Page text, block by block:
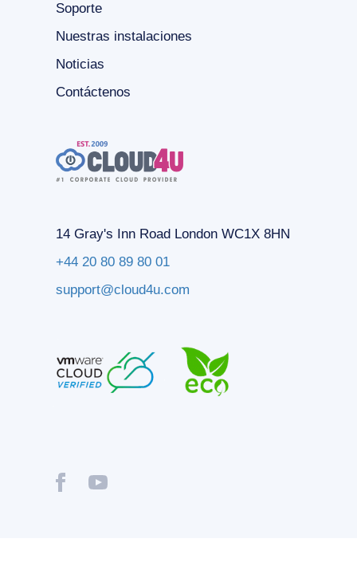
Soporte
Nuestras instalaciones
Noticias
Contáctenos
14 Gray's Inn Road London WC1X 8HN
+44 20 80 89 80 01
support@cloud4u.com